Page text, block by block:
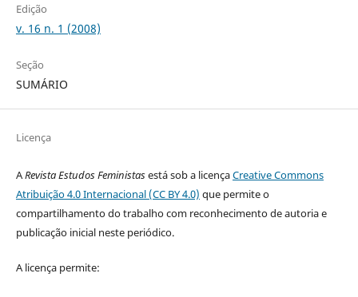
Edição
v. 16 n. 1 (2008)
Seção
SUMÁRIO
Licença
ARevista Estudos Feministasestá sob a licençaCreative Commons
Atribuição 4.0 Internacional (CC BY 4.0) que permite o
compartilhamento do trabalho com reconhecimento de autoria e
publicação inicial neste periódico.
A licença permite: